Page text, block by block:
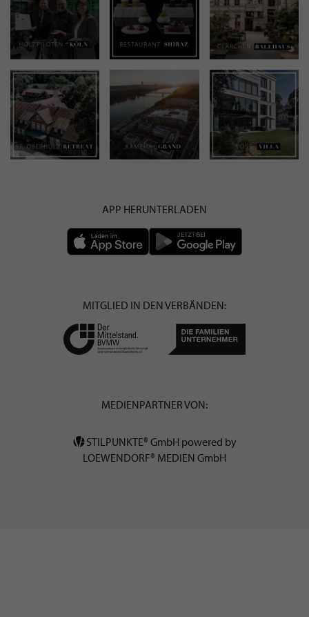
APP HERUNTERLADEN
MITGLIED IN DEN VERBÄNDEN:
MEDIENPARTNER VON:
STILPUNKTE® GmbH powered by
LOEWENDORF® MEDIEN GmbH